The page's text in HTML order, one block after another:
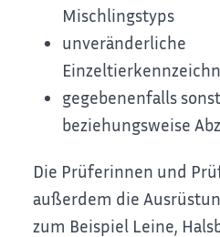
Mischlingstyps
unveränderliche
gegebenenfalls
beziehungsweise Abz
Die Prüferinnen und
außerdem die
zum Beispiel Leine,